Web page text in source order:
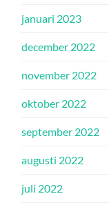
januari 2023
december 2022
november 2022
oktober 2022
september 2022
augusti 2022
juli 2022